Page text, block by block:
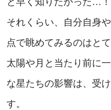
それくらい、自分自身
点で眺めてみるのはと
太陽や月と当たり前に
な星たちの影響は、受
す。